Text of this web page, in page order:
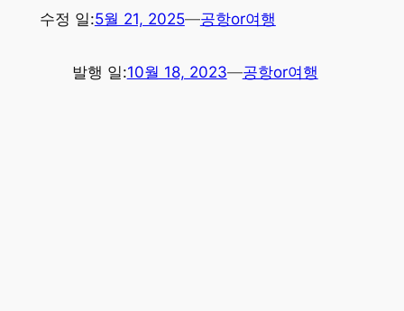
수정 일:5월 21, 2025—공항or여행
발행 일:10월 18, 2023—공항or여행